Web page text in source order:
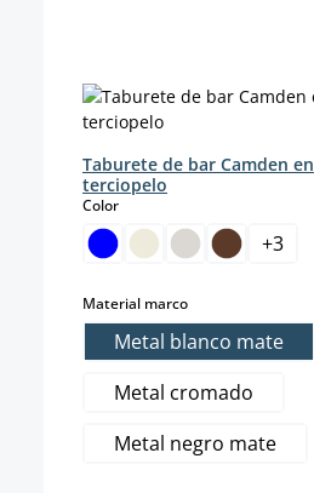
Taburete de bar Camden en
terciopelo
Colorselect
+3
Material marcoselect
Metal blanco mate
Metal cromado
Metal negro mate